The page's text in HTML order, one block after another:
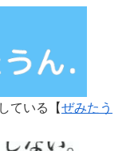
ている【ぜみたう